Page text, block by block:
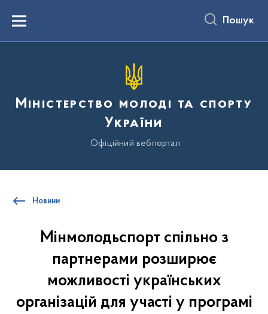
вмістуMenu Пошук
Міністерство молоді та спорту
України
Офіційний вебпортал
Новини
Мінмолодьспорт спільно з
партнерами розширює
можливості українських
організацій для участі у програмі